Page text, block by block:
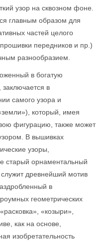
узор на сквозном фоне.
главным образом для
частей целого
передников и пр.)
разнообразием.
в богатую
в
самого узора и
который, имея
фигурацию, также может
В вышивках
узоры,
старый орнаментальный
древнейший мотив
в
геометрических
«козыри»,
как на основе,
изобретательность